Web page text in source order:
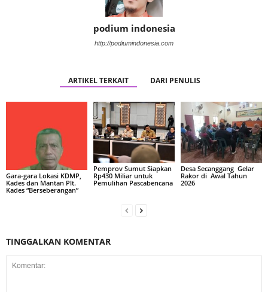
podium indonesia
http://podiumindonesia.com
ARTIKEL TERKAIT DARI PENULIS
Gara-gara Lokasi KDMP,
Kades dan Mantan Plt.
Kades “Berseberangan”
Pemprov Sumut Siapkan
Rp430 Miliar untuk
Pemulihan Pascabencana
Desa Secanggang Gelar
Rakor di Awal Tahun
2026
TINGGALKAN KOMENTAR